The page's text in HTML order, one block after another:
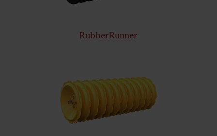
RubberRunner